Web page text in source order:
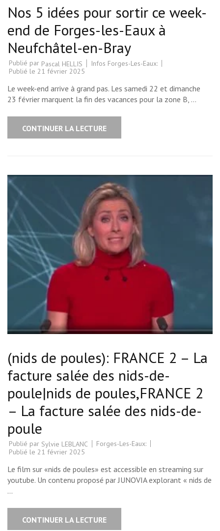
Nos 5 idées pour sortir ce week-
end de Forges-les-Eaux à
Neufchâtel-en-Bray
Publié par Pascal HELLIS
Infos Forges-Les-Eaux:
Publié le 21 février 2025
Le week-end arrive à grand pas. Les samedi 22 et dimanche
23 février marquent la fin des vacances pour la zone B, …
CONTINUER LA LECTURE
(nids de poules): FRANCE 2 – La
facture salée des nids-de-
poule|nids de poules,FRANCE 2
– La facture salée des nids-de-
poule
Publié par Sylvie LEBLANC
Forges-Les-Eaux:
Publié le 21 février 2025
Le film sur «nids de poules» est accessible en streaming sur
youtube. Un contenu proposé par JUNOVIA explorant « nids de
…
CONTINUER LA LECTURE